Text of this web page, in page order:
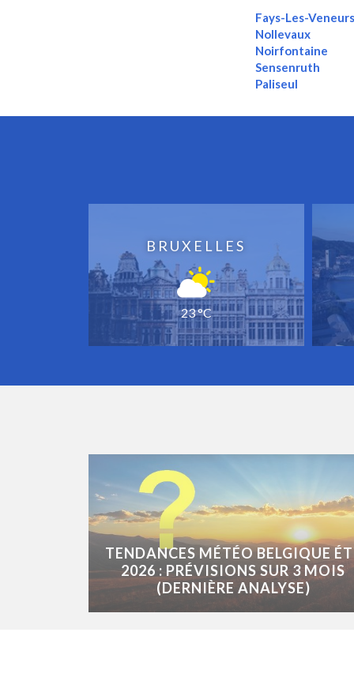
Fays-Les-
Nollevaux
Noirfontaine
Sensenruth
Paliseul
BRUXELLES
23 °C
TENDANCES MÉTÉO BELGIQUE
2026 : PRÉVISIONS SUR 3 MOIS
(DERNIÈRE ANALYSE)